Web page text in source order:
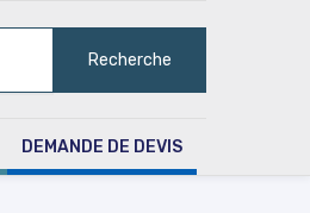
Recherche
DEMANDE DE DEVIS